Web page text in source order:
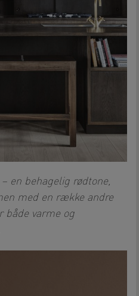
en behagelig rødtone,
med en række andre
både varme og